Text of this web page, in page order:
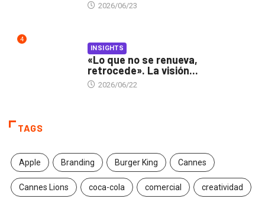
2026/06/23
4
INSIGHTS
«Lo que no se renueva,
retrocede». La visión...
2026/06/22
TAGS
Apple Branding Burger King Cannes
Cannes Lions coca-cola comercial creatividad